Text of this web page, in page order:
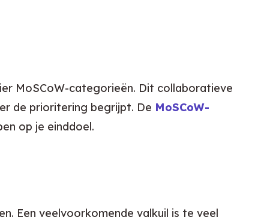
MoSCoW-categorieën. Dit collaboratieve
de prioritering begrijpt. De MoSCoW-
op je einddoel.
Een veelvoorkomende valkuil is te veel